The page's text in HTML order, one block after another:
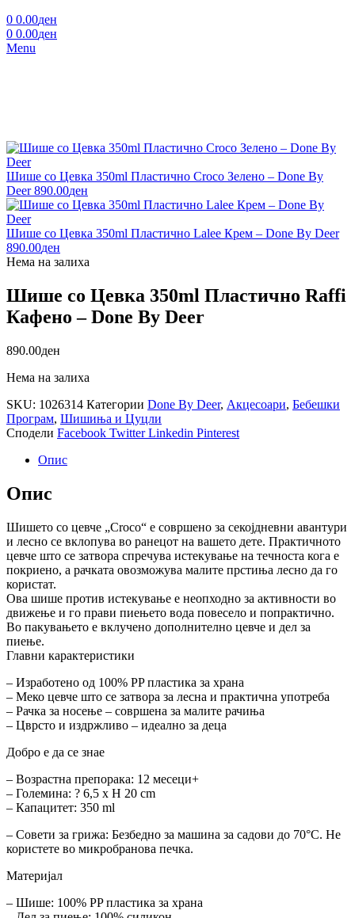
0 0.00ден
0 0.00ден
Menu
Шише со Цевка 350ml Пластично Croco Зелено – Done By
Deer 890.00ден
Шише со Цевка 350ml Пластично Lalee Крем – Done By Deer
890.00ден
Нема на залиха
Шише со Цевка 350ml Пластично Raffi
Кафено – Done By Deer
890.00ден
Нема на залиха
SKU: 1026314 Категории Done By Deer, Акцесоари, Бебешки
Програм, Шишиња и Цуцли
Сподели Facebook Twitter Linkedin Pinterest
Опис
Опис
Шишето со цевче „Croco“ е совршено за секојдневни авантури
и лесно се вклопува во ранецот на вашето дете. Практичното
цевче што се затвора спречува истекување на течноста кога е
покриено, а рачката овозможува малите прстиња лесно да го
користат.
Ова шише против истекување е неопходно за активности во
движење и го прави пиењето вода повесело и попрактично.
Во пакувањето е вклучено дополнително цевче и дел за
пиење.
Главни карактеристики
– Изработено од 100% PP пластика за храна
– Меко цевче што се затвора за лесна и практична употреба
– Рачка за носење – совршена за малите рачиња
– Цврсто и издржливо – идеално за деца
Добро е да се знае
– Возрастна препорака: 12 месеци+
– Големина: ? 6,5 х H 20 cm
– Капацитет: 350 ml
– Совети за грижа: Безбедно за машина за садови до 70°C. Не
користете во микробранова печка.
Материјал
– Шише: 100% PP пластика за храна